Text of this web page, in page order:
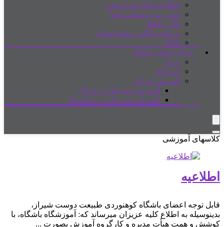
اطلاعیه های فدراسیون
پیش بینی وضعیت هوا
فال حافظ
پرداخت آنلاین مبلغ دلخواه
RSS
پورتال اعضای باشگاه
ورود
ثبت نام
آموزش پورتال
آموزش ثبت نام در پورتال
آموزش ثبت نام در برنامه ها
کلاسهای آموزشی
اطلاعیه
قابل توجه اعضای باشگاه کوهنوردی طبیعت دوست شیراز،
بدینوسیله به اطلاع کلیه عزیزان میرساند که: آموزشگاه باشگاه، با
کوشش و همت هیأت مدیره و کارگروه آموزش بصورت ...